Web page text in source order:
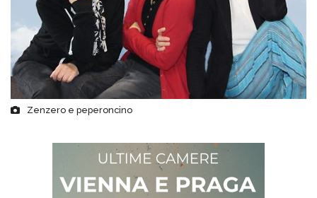
Zenzero e peperoncino